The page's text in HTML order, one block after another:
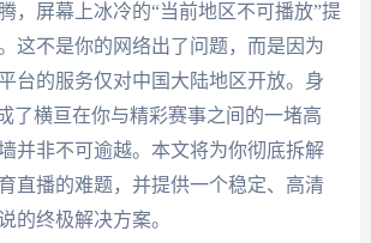
，屏幕上冰冷的“当前地区不可播放”提
这不是你的网络出了问题，而是因为
台的服务仅对中国大陆地区开放。身
了横亘在你与精彩赛事之间的一堵高
并非不可逾越。本文将为你彻底拆解
直播的难题，并提供一个稳定、高清
的终极解决方案。